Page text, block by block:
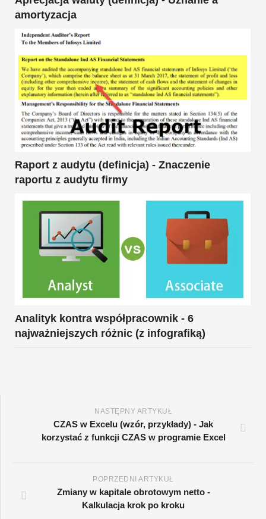
amortyzacja
Raport z audytu (definicja) - Znaczenie
raportu z audytu firmy
Analityk kontra współpracownik - 6
najważniejszych różnic (z infografiką)
NASTĘPNY ARTYKUŁ
CZAS w Excelu (wzór, przykłady) - Jak
korzystać z funkcji CZAS w programie Excel
POPRZEDNI ARTYKUŁ
Zmiany w kapitale obrotowym netto -
Kalkulacja krok po kroku